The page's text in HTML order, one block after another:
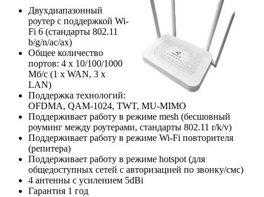
Двухдиапазонный
роутер с поддержкой Wi-
Fi 6 (стандарты 802.11
b/g/n/ac/ax)
Общее количество
портов: 4 х 10/100/1000
Мб/с (1 x WAN, 3 x
LAN)
Поддержка технологий:
OFDMA, QAM-1024, TWT, MU-MIMO
Поддерживает работу в режиме mesh (бесшовный
роуминг между роутерами, стандарты 802.11 r/k/v)
Поддерживает работу в режиме Wi-Fi повторителя
(репитера)
Поддерживает работу в режиме hotspot (для
общедоступных сетей с авторизацией по звонку/смс)
4 антенны с усилением 5dBi
Гарантия 1 год